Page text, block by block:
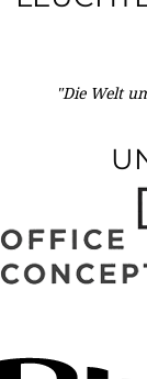
"Die Welt